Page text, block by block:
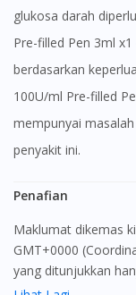
glukosa darah
Pre-filled Pen 3ml
berdasarkan
100U/ml Pre-filled
mempunyai
penyakit ini.
Penafian
Maklumat dikemas kini pada: Fri Aug 07 2026 08:27:51
GMT+0000
yang ditunjukkan
mungkin tidak